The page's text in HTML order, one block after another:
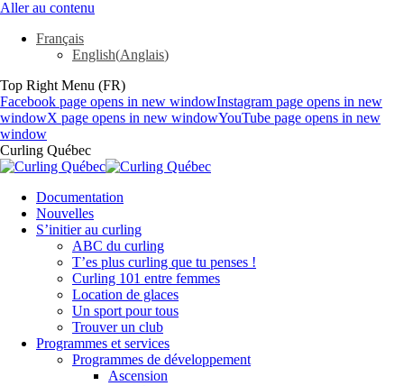
Aller au contenu
Français
English(Anglais)
Top Right Menu (FR)
Facebook page opens in new windowInstagram page opens in new
windowX page opens in new windowYouTube page opens in new
window
Curling Québec
Documentation
Nouvelles
S’initier au curling
ABC du curling
T’es plus curling que tu penses !
Curling 101 entre femmes
Location de glaces
Un sport pour tous
Trouver un club
Programmes et services
Programmes de développement
Ascension